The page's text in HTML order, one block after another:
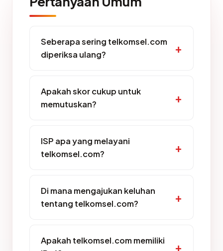
Seberapa sering telkomsel.com
diperiksa ulang?
Apakah skor cukup untuk
memutuskan?
ISP apa yang melayani
telkomsel.com?
Di mana mengajukan keluhan
tentang telkomsel.com?
Apakah telkomsel.com memiliki